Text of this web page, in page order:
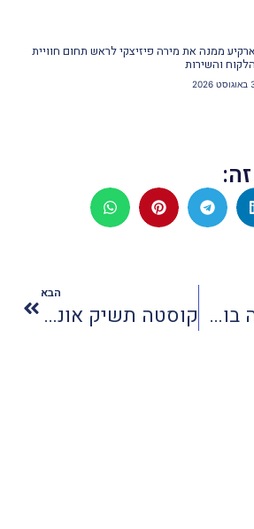
ארקיע ממנה את מירה פיזיצקי לראש תחום חוויית
הלקוח והשירות
2026
אל-על מציעה בוסטר מתקפל לילדים בחו"ל
הבא
קוסטה תשיק אונית פאר ענקית בשם ונציה